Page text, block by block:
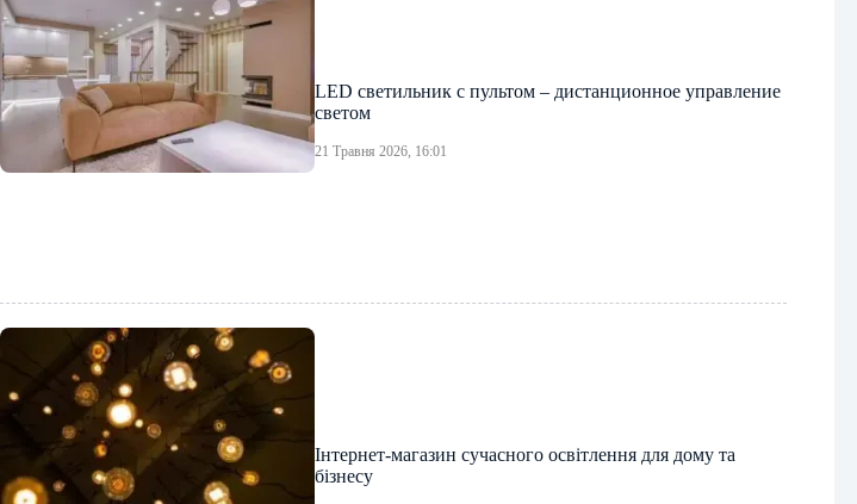
LED светильник с пультом – дистанционное управление
светом
21 Травня 2026, 16:01
Інтернет-магазин сучасного освітлення для дому та
бізнесу